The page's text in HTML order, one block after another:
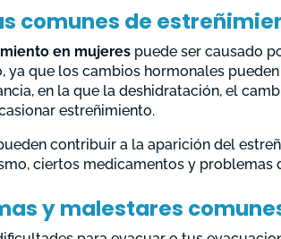
comunes de
en mujeres puede ser causado
ya que los cambios hormonales
en la que la deshidratación, el
estreñimiento.
contribuir a la aparición del
ciertos medicamentos y problemas
y malestares